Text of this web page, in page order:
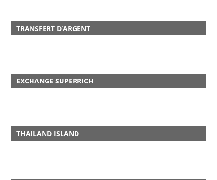
TRANSFERT D’ARGENT
EXCHANGE SUPERRICH
THAILAND ISLAND